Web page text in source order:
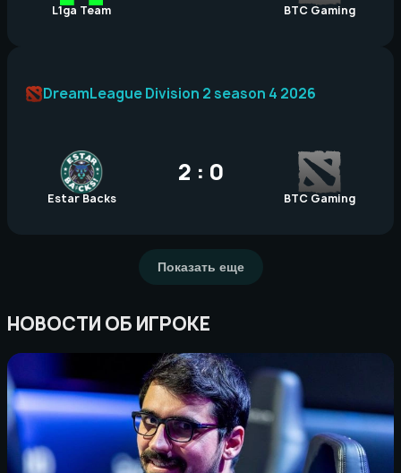
L1ga Team BTC Gaming
Estar Backs
2 : 0
BTC Gaming
DreamLeague Division 2 season 4 2026
Показать еще
НОВОСТИ ОБ ИГРОКЕ